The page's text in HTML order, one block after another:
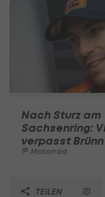
Nach Sturz am
Sachsenring:
verpasst Brünn
Motorrad
TEILEN